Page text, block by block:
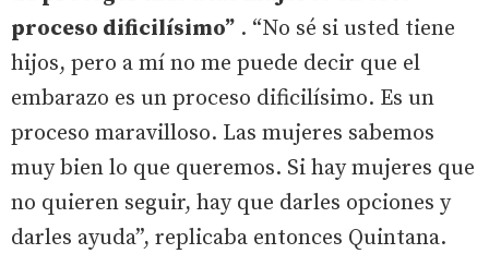
proceso dificilísimo” . “No sé si usted tiene
hijos, pero a mí no me puede decir que el
embarazo es un proceso dificilísimo. Es un
proceso maravilloso. Las mujeres sabemos
muy bien lo que queremos. Si hay mujeres que
no quieren seguir, hay que darles opciones y
darles ayuda”, replicaba entonces Quintana.